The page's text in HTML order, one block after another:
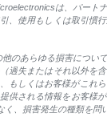
は、パー
使用もしくは取引
あらゆる損害につ
失またはそれ以外
しくはお客様がこれ
される情報をお客
、損害発生の種類を問